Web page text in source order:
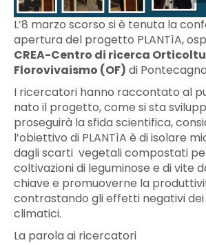
L’8 marzo scorso si è tenuta la
apertura del progetto PLANTìA,
CREA-Centro di ricerca
Florovivaismo (OF) di
I ricercatori hanno raccontato al
nato il progetto, come si sta
proseguirà la sfida scientifica,
l’obiettivo di PLANTìA è di isolare
dagli scarti vegetali compostati
coltivazioni di leguminose e di vite
chiave e promuoverne la
contrastando gli effetti negativi
climatici.
La parola ai ricercatori